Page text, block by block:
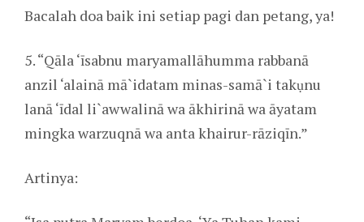
Bacalah doa baik ini setiap pagi dan petang, ya!
5. “Qāla ‘īsabnu maryamallāhumma rabbanā
anzil ‘alainā mā`idatam minas-samā`i takụnu
lanā ‘īdal li`awwalinā wa ākhirinā wa āyatam
mingka warzuqnā wa anta khairur-rāziqīn.”
Artinya: